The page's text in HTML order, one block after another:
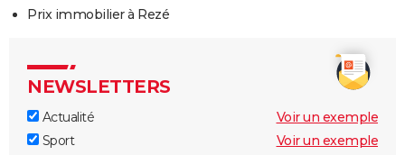
Prix immobilier à Rezé
NEWSLETTERS
Actualité
Voir un exemple
Sport
Voir un exemple